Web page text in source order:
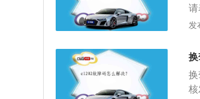
请
发
换
换
核